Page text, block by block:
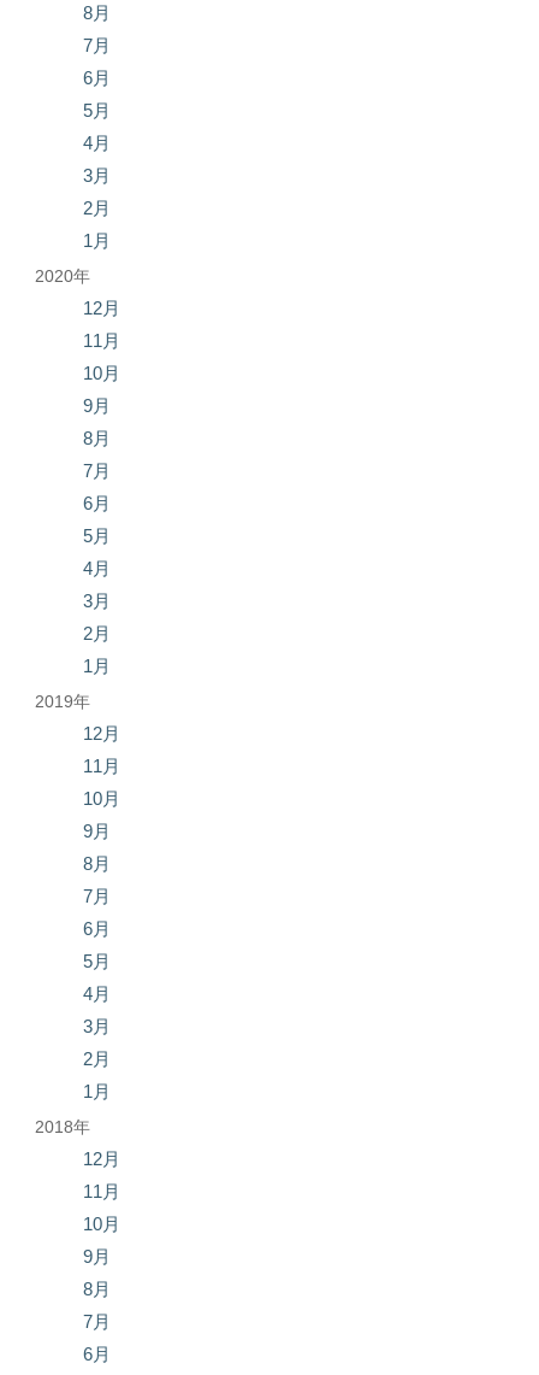
8月
7月
6月
5月
4月
3月
2月
1月
2020年
12月
11月
10月
9月
8月
7月
6月
5月
4月
3月
2月
1月
2019年
12月
11月
10月
9月
8月
7月
6月
5月
4月
3月
2月
1月
2018年
12月
11月
10月
9月
8月
7月
6月